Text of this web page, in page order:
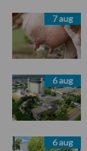
7 aug
6 aug
6 aug